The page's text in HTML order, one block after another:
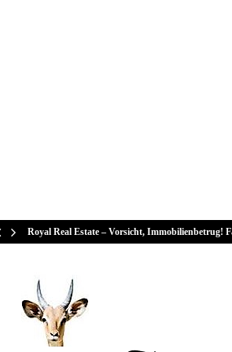
Royal Real Estate – Vorsicht, Immobilienbetrug!